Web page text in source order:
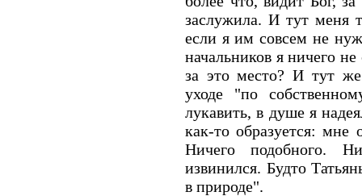
заслужила. И тут меня
если я им совсем не
начальников я ничего
за это место? И тут
уходе "по
лукавить, в душе я
как-то образуется: мне
Ничего подобного.
извинился. Будто
в природе".